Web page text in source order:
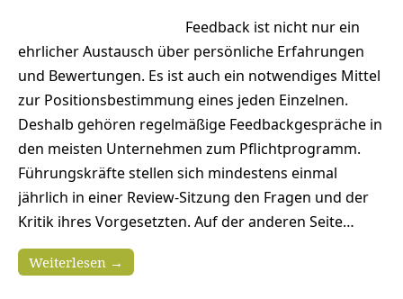
Feedback ist nicht nur ein
ehrlicher Austausch über persönliche Erfahrungen
und Bewertungen. Es ist auch ein notwendiges Mittel
zur Positionsbestimmung eines jeden Einzelnen.
Deshalb gehören regelmäßige Feedbackgespräche in
den meisten Unternehmen zum Pflichtprogramm.
Führungskräfte stellen sich mindestens einmal
jährlich in einer Review-Sitzung den Fragen und der
Kritik ihres Vorgesetzten. Auf der anderen Seite…
Weiterlesen →